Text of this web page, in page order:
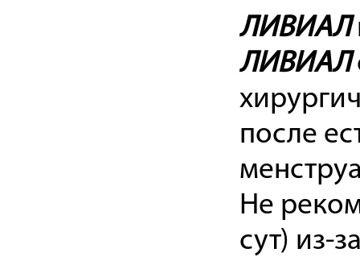
ЛИВИАЛ
ЛИВИАЛ
после
Не
сут) из-